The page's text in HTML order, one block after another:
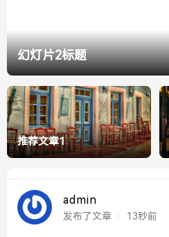
幻灯片2标题
推荐文章1
admin
发布了文章 13秒前